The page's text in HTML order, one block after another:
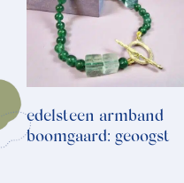
edelsteen armband
boomgaard: geoogst